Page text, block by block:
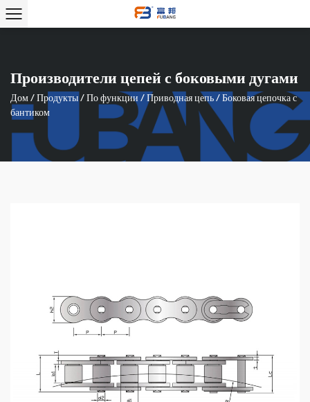
Производители цепей с боковыми дугами
Дом / Продукты / По функции / Приводная цепь / Боковая цепочка с
бантиком